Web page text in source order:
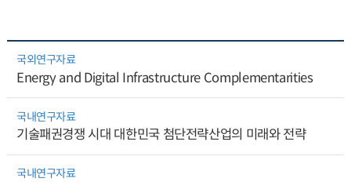
국외연구자료
Energy and Digital Infrastructure Complementarities
국내연구자료
기술패권경쟁 시대 대한민국 첨단전략산업의 미래와 전략
국내연구자료